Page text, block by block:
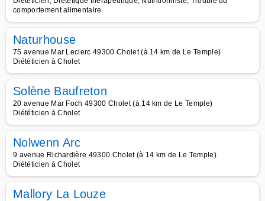
comportement alimentaire
Naturhouse
75 avenue Mar Leclerc 49300 Cholet (à 14 km de Le Temple)
Diététicien à Cholet
Solène Baufreton
20 avenue Mar Foch 49300 Cholet (à 14 km de Le Temple)
Diététicien à Cholet
Nolwenn Arc
9 avenue Richardière 49300 Cholet (à 14 km de Le Temple)
Diététicien à Cholet
Mallory La Louze